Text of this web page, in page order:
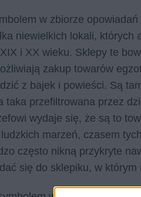
w zbiorze
niewielkich lokali,
i XX wieku. Sklepy te
zakup towarów
z bajek i powieści. Są
taka przefiltrowana przez
wydaje się, że są to
marzeń, czasem
często nikną przykryte
się do sklepiku, w